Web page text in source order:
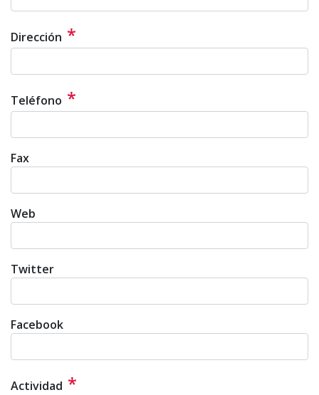
Dirección *
Teléfono *
Fax
Web
Twitter
Facebook
Actividad *